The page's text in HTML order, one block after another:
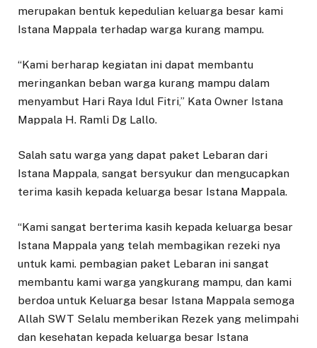
merupakan bentuk kepedulian keluarga besar kami
Istana Mappala terhadap warga kurang mampu.
“Kami berharap kegiatan ini dapat membantu
meringankan beban warga kurang mampu dalam
menyambut Hari Raya Idul Fitri,” Kata Owner Istana
Mappala H. Ramli Dg Lallo.
Salah satu warga yang dapat paket Lebaran dari
Istana Mappala, sangat bersyukur dan mengucapkan
terima kasih kepada keluarga besar Istana Mappala.
“Kami sangat berterima kasih kepada keluarga besar
Istana Mappala yang telah membagikan rezeki nya
untuk kami. pembagian paket Lebaran ini sangat
membantu kami warga yangkurang mampu, dan kami
berdoa untuk Keluarga besar Istana Mappala semoga
Allah SWT Selalu memberikan Rezek yang melimpahi
dan kesehatan kepada keluarga besar Istana